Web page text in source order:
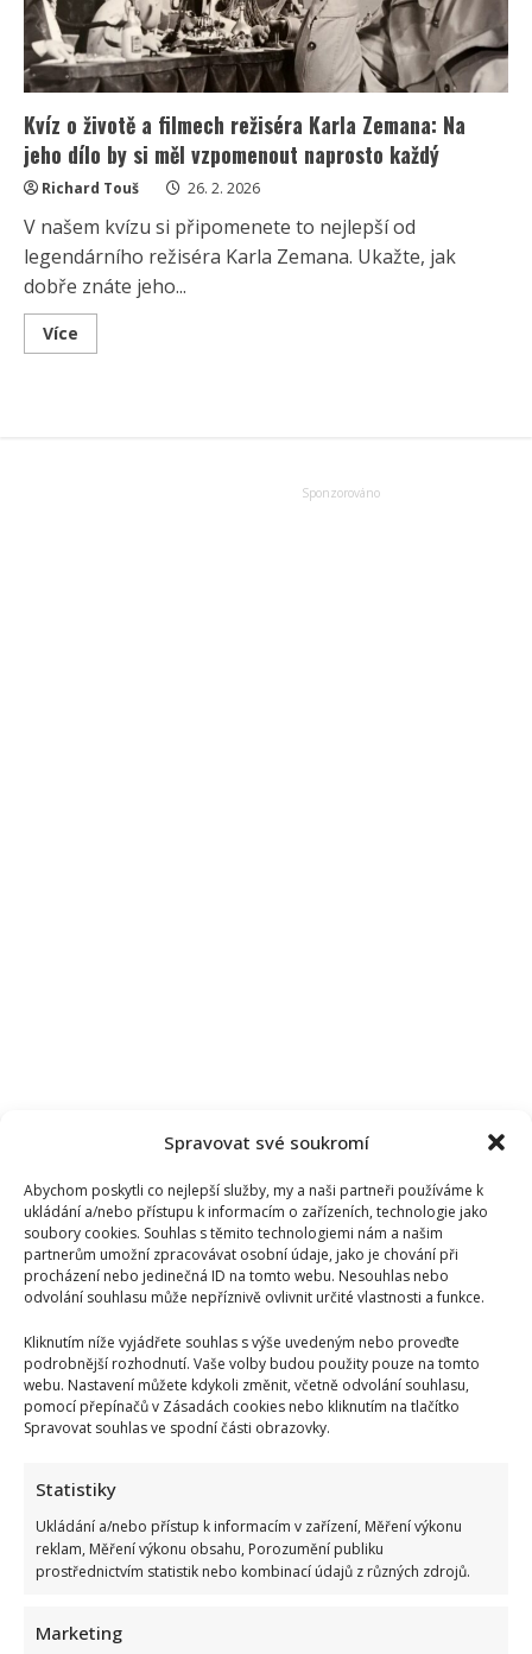
Spravovat své soukromí
Abychom poskytli co nejlepší služby, my a naši partneři používáme k
ukládání a/nebo přístupu k informacím o zařízeních, technologie jako
soubory cookies. Souhlas s těmito technologiemi nám a našim
partnerům umožní zpracovávat osobní údaje, jako je chování při
procházení nebo jedinečná ID na tomto webu. Nesouhlas nebo
odvolání souhlasu může nepříznivě ovlivnit určité vlastnosti a funkce.
Kliknutím níže vyjádřete souhlas s výše uvedeným nebo proveďte
podrobnější rozhodnutí. Vaše volby budou použity pouze na tomto
webu. Nastavení můžete kdykoli změnit, včetně odvolání souhlasu,
pomocí přepínačů v Zásadách cookies nebo kliknutím na tlačítko
Spravovat souhlas ve spodní části obrazovky.
Statistiky
Ukládání a/nebo přístup k informacím v zařízení, Měření výkonu
reklam, Měření výkonu obsahu, Porozumění publiku
prostřednictvím statistik nebo kombinací údajů z různých zdrojů.
Marketing
Kvíz o životě a filmech režiséra Karla Zemana: Na
jeho dílo by si měl vzpomenout naprosto každý
Richard Touš 26. 2. 2026
V našem kvízu si připomenete to nejlepší od
legendárního režiséra Karla Zemana. Ukažte, jak
dobře znáte jeho...
Více
more
vile ma k dispozici i bazén a vnitřní atrium